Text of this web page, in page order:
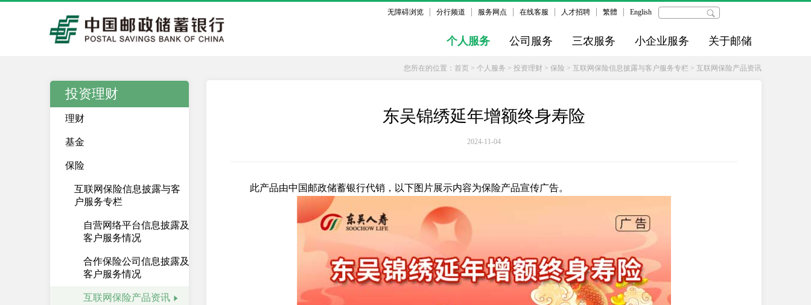
无障碍浏览 分行频道 服务网点 在线客服 人才招聘 繁體 English
个人服务 公司服务 三农服务 小企业服务 关于邮储
您所在的位置： 首页 > 个人服务 > 投资理财 > 保险 > 互联网保险信息披露与客户服务专栏 > 互联网保险产品资讯
投资理财
理财
基金
保险
互联网保险信息披露与客
户服务专栏
自营网络平台信息披露及
客户服务情况
合作保险公司信息披露及
客户服务情况
互联网保险产品资讯
东吴锦绣延年增额终身寿险
2024-11-04
此产品由中国邮政储蓄银行代销，以下图片展示内容为保险产品宣传广告。